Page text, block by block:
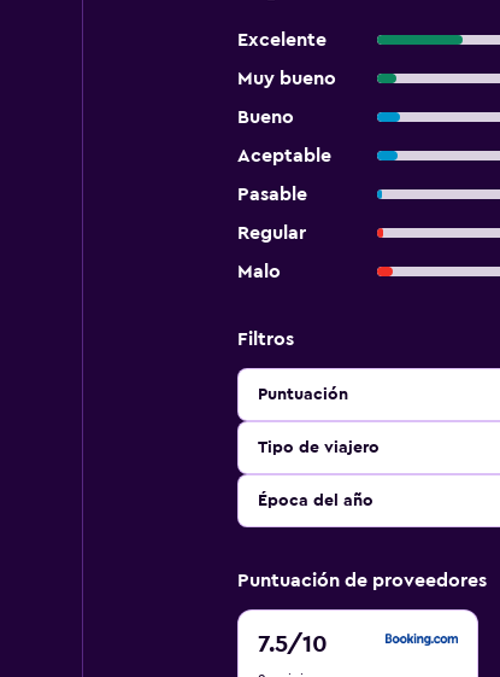
Excelente
Muy bueno
Bueno
Aceptable
Pasable
Regular
Malo
Filtros
Puntuación
Tipo de viajero
Época del año
Puntuación de proveedores
7.5/10
7.5